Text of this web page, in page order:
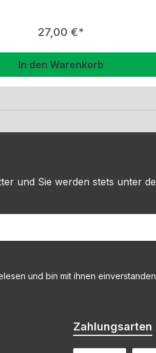
Regulärer Preis:
27,00 €
In den Warenkorb
und Sie werden stets unter
und bin mit ihnen
Zahlungsarten